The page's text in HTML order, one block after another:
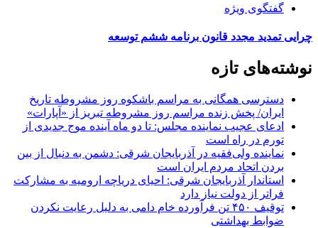
گفتگوی ویژه
چرایی تمدید مجدد قانون برنامه ششم توسعه
نوشته‌های تازه
دسترسی همگانی به مراسم باشکوه روز مشروطه تاریخ
ایران/ پخش زنده مراسم روز مشروطه تبریز از «آپارات»
ادعای عجیب نماینده مجلس: تا دو ماه آینده موج جدیدی از
تورم در راه است
نماینده ولی‌فقیه در آذربایجان شرقی: دشمن به دنبال از بین
بردن اتحاد مردم ایران است
استاندار آذربایجان شرقی: احیای دریاچه ارومیه به مشارکت
فراتر از دولت نیاز دارد
توقیف ۴۵۰ تن فرآورده خام دامی به دلیل رعایت نکردن
ضوابط بهداشتی